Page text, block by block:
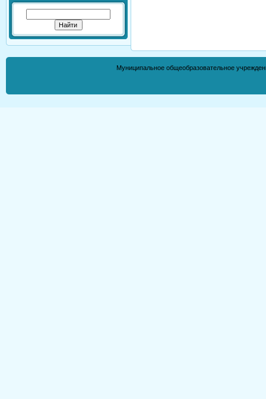
Муниципальное общеобразовательное